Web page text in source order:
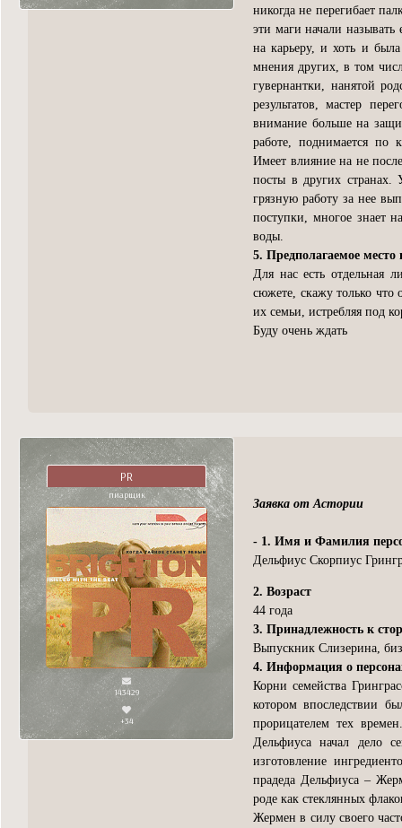
никогда не перегибает
эти маги начали
на карьеру, и хоть и
мнения других, в том
гувернантки, нанятой
результатов, мастер
внимание больше на
работе, поднимается по
Имеет влияние на не
посты в других странах.
грязную работу за нее
поступки, многое знает
воды.
5. Предполагаемое место
Для нас есть отдельная
сюжете, скажу только
их семьи, истребляя под
Буду очень ждать
PR
пиарщик
143429
+34
Заявка от Астории
- 1. Имя и Фамилия
Дельфиус Скорпиус
2. Возраст
44 года
3. Принадлежность к
Выпускник Слизерина,
4. Информация о
Корни семейства
котором впоследствии
прорицателем тех
Дельфиуса начал дело
изготовление
прадеда Дельфиуса –
роде как стеклянных
Жермен в силу своего